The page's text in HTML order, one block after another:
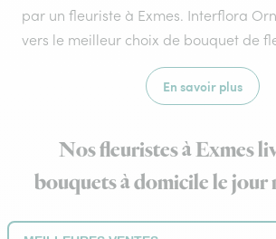
par un fleuriste à Exmes. Interflora
vers le meilleur choix de bouquet de
En savoir plus
Nos fleuristes à Exmes
bouquets à domicile le jour